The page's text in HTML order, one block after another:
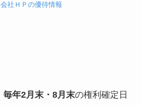
会社ＨＰの優待情報
毎年2月末・8月末の権利確定日